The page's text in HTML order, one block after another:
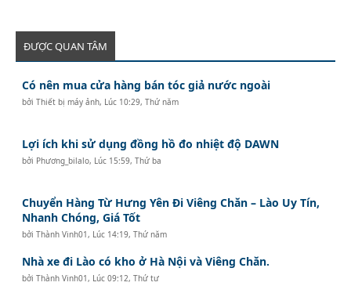
ĐƯỢC QUAN TÂM
Có nên mua cửa hàng bán tóc giả nước ngoài
bởiThiết bị máy ảnh, Lúc 10:29, Thứ năm
Lợi ích khi sử dụng đồng hồ đo nhiệt độ DAWN
bởi Phương_bilalo, Lúc 15:59, Thứ ba
Chuyển Hàng Từ Hưng Yên Đi Viêng Chăn – Lào Uy Tín,
Nhanh Chóng, Giá Tốt
bởiThành Vinh01 , Lúc 14:19, Thứ năm
Nhà xe đi Lào có kho ở Hà Nội và Viêng Chăn.
bởiThành Vinh01 , Lúc 09:12, Thứ tư